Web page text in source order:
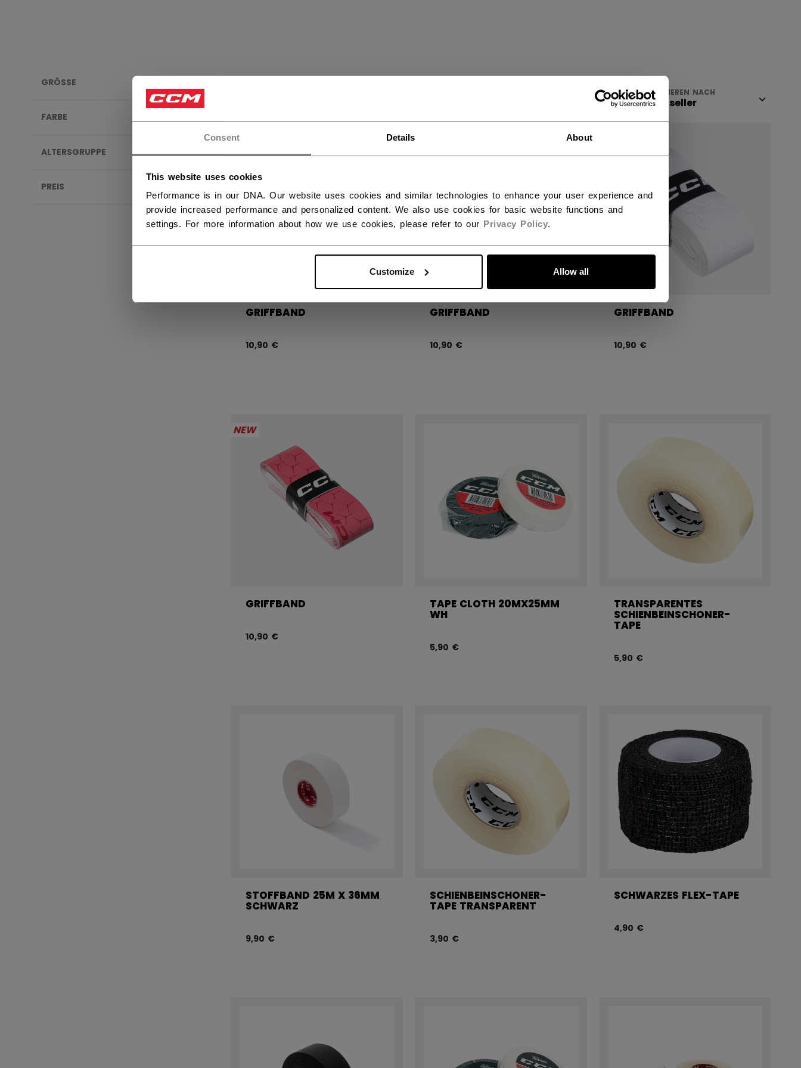
Consent Details About
This website uses cookies
Performance is in our DNA. Our website uses cookies and similar technologies to enhance your user experience and
provide increased performance and personalized content. We also use cookies for basic website functions and
settings. For more information about how we use cookies, please refer to our Privacy Policy.
Customize Allow all
GRÖSSE
FARBE
ALTERSGRUPPE
PREIS
ANZEIGEN SORTIEREN NACH
NEW
GRIFFBAND
10,90 €
GRIFFBAND
10,90 €
GRIFFBAND
10,90 €
NEW
GRIFFBAND
10,90 €
TAPE CLOTH 20MX25MM
WH
5,90 €
TRANSPARENTES
SCHIENBEINSCHONER-
TAPE
5,90 €
STOFFBAND 25M X 36MM
SCHWARZ
9,90 €
SCHIENBEINSCHONER-
TAPE TRANSPARENT
3,90 €
SCHWARZES FLEX-TAPE
4,90 €